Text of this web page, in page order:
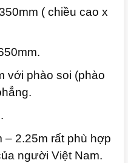
( chiều cao x
phào soi (phào
– 2.25m rất phù hợp
người Việt Nam.